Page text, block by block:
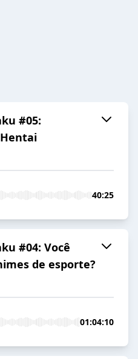
#05:
40:25
#04: Você
de esporte?
01:04:10